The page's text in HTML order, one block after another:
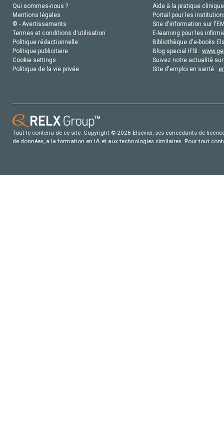
Qui sommes-nous ?
Mentions légales
© - Avertissements
Termes et conditions d'utilisation
Politique rédactionnelle
Politique publicitaire
Cookie settings
Politique de la vie privée
Aide à la pratique
Portail pour les
Site d'information sur
E-learning pour les
Bibliothèque d'e-books
Blog special IFSI :
Suivez notre actualité
Site d'emploi en santé :
Tout le contenu de ce site: Copyright © 2026 Elsevier, ses concédants de
de données, a la formation en IA et aux technologies similaires. Pour tout